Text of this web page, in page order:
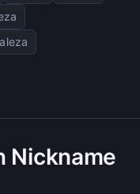
Nickname